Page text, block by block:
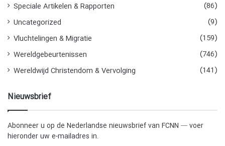
Speciale Artikelen & Rapporten
(86)
Uncategorized
(9)
Vluchtelingen & Migratie
(159)
Wereldgebeurtenissen
(746)
Wereldwijd Christendom & Vervolging
(141)
Nieuwsbrief
Abonneer u op de Nederlandse nieuwsbrief van FCNN — voer
hieronder uw e-mailadres in.